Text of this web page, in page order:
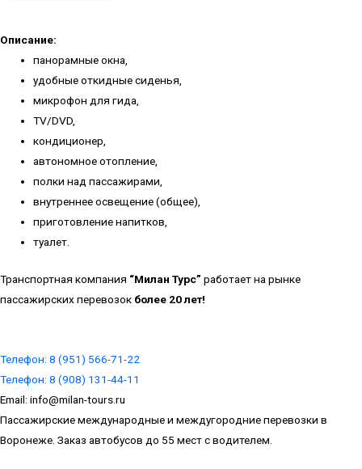
Описание:
панорамные окна,
удобные откидные сиденья,
микрофон для гида,
ТV/DVD,
кондиционер,
автономное отопление,
полки над пассажирами,
внутреннее освещение (общее),
приготовление напитков,
туалет.
Транспортная компания “Милан Турс” работает на рынке
пассажирских перевозок более 20 лет!
Телефон: 8 (951) 566-71-22
Телефон: 8 (908) 131-44-11
Email: info@milan-tours.ru
Пассажирские международные и междугородние перевозки в
Воронеже. Заказ автобусов до 55 мест с водителем.